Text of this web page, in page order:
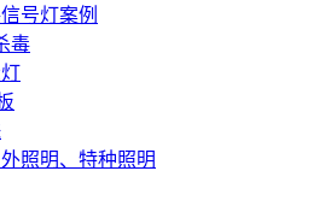
号灯案例
毒
照明、特种照明